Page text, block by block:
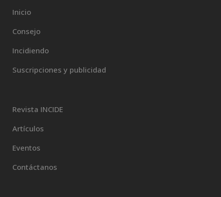
Inicio
Consejo
Incidiendo
Suscripciones y publicidad
Revista INCIDE
Artículos
Eventos
Contáctanos